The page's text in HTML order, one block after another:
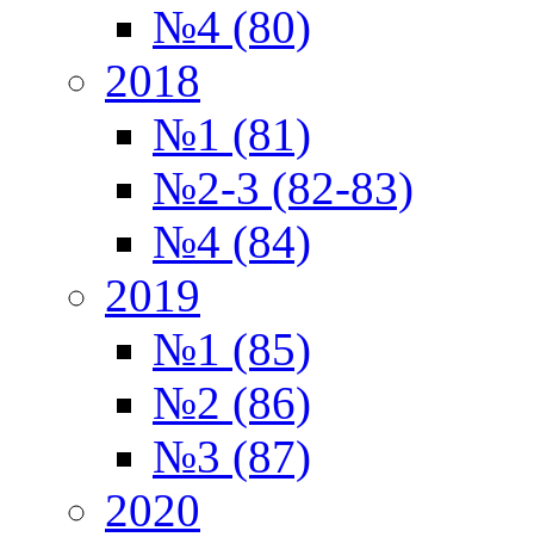
№4 (80)
2018
№1 (81)
№2-3 (82-83)
№4 (84)
2019
№1 (85)
№2 (86)
№3 (87)
2020